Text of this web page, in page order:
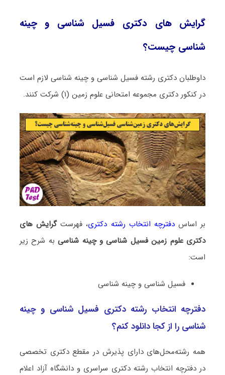
گرایش های دکتری فسیل شناسی و چینه
شناسی چیست؟
داوطلبان دکتری رشته فسیل شناسی و چینه شناسی لازم است
در کنکور دکتری مجموعه امتحانی علوم زمین (۱) شرکت کنند.
بر اساسدفترچه انتخاب رشته دکتری، فهرستگرایش های
دکتری علوم زمین فسیل شناسی و چینه شناسی به شرح زیر
است:
فسیل شناسی و چینه شناسی
دفترچه انتخاب رشته دکتری فسیل شناسی و چینه
شناسی را از کجا دانلود کنم؟
همه رشته‌محل‌های دارای پذیرش در مقطع دکتری تخصصی
در دفترچه انتخاب رشته دکتری سراسری و دانشگاه آزاد اعلام